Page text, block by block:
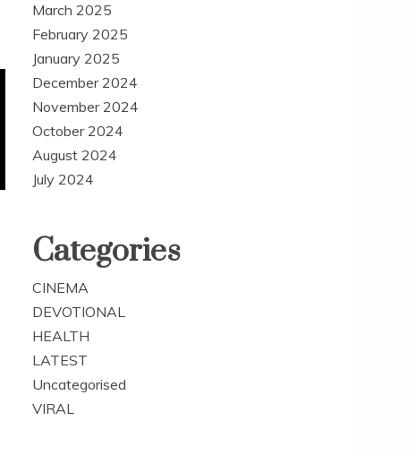
March 2025
February 2025
January 2025
December 2024
November 2024
October 2024
August 2024
July 2024
Categories
CINEMA
DEVOTIONAL
HEALTH
LATEST
Uncategorised
VIRAL